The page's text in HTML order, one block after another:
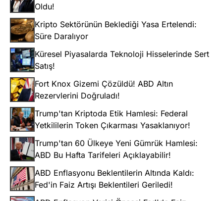
Oldu!
Kripto Sektörünün Beklediği Yasa Ertelendi:
Süre Daralıyor
Küresel Piyasalarda Teknoloji Hisselerinde Sert
Satış!
Fort Knox Gizemi Çözüldü! ABD Altın
Rezervlerini Doğruladı!
Trump'tan Kriptoda Etik Hamlesi: Federal
Yetkililerin Token Çıkarması Yasaklanıyor!
Trump'tan 60 Ülkeye Yeni Gümrük Hamlesi:
ABD Bu Hafta Tarifeleri Açıklayabilir!
ABD Enflasyonu Beklentilerin Altında Kaldı:
Fed'in Faiz Artışı Beklentileri Geriledi!